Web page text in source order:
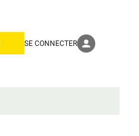
SE CONNECTER